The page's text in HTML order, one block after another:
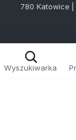
780 Katowice |
Wyszukiwarka